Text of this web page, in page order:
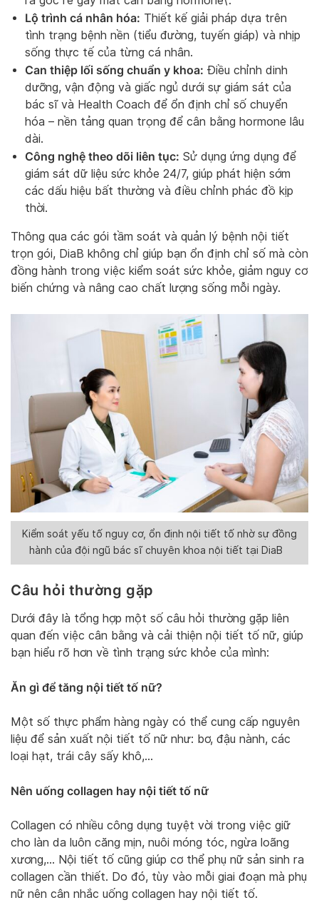
Lộ trình cá nhân hóa: Thiết kế giải pháp dựa trên
tình trạng bệnh nền (tiểu đường, tuyến giáp) và nhịp
sống thực tế của từng cá nhân.
Can thiệp lối sống chuẩn y khoa: Điều chỉnh dinh
dưỡng, vận động và giấc ngủ dưới sự giám sát của
bác sĩ và Health Coach để ổn định chỉ số chuyển
hóa – nền tảng quan trọng để cân bằng hormone lâu
dài.
Công nghệ theo dõi liên tục: Sử dụng ứng dụng để
giám sát dữ liệu sức khỏe 24/7, giúp phát hiện sớm
các dấu hiệu bất thường và điều chỉnh phác đồ kịp
thời.
Thông qua các gói tầm soát và quản lý bệnh nội tiết
trọn gói, DiaB không chỉ giúp bạn ổn định chỉ số mà còn
đồng hành trong việc kiểm soát sức khỏe, giảm nguy cơ
biến chứng và nâng cao chất lượng sống mỗi ngày.
Kiểm soát yếu tố nguy cơ, ổn định nội tiết tố nhờ sự đồng
hành của đội ngũ bác sĩ chuyên khoa nội tiết tại DiaB
Câu hỏi thường gặp
Dưới đây là tổng hợp một số câu hỏi thường gặp liên
quan đến việc cân bằng và cải thiện nội tiết tố nữ, giúp
bạn hiểu rõ hơn về tình trạng sức khỏe của mình:
Ăn gì để tăng nội tiết tố nữ?
Một số thực phẩm hàng ngày có thể cung cấp nguyên
liệu để sản xuất nội tiết tố nữ như: bơ, đậu nành, các
loại hạt, trái cây sấy khô,…
Nên uống collagen hay nội tiết tố nữ
Collagen có nhiều công dụng tuyệt vời trong việc giữ
cho làn da luôn căng mịn, nuôi móng tóc, ngừa loãng
xương,… Nội tiết tố cũng giúp cơ thể phụ nữ sản sinh ra
collagen cần thiết. Do đó, tùy vào mỗi giai đoạn mà phụ
nữ nên cân nhắc uống collagen hay nội tiết tố.